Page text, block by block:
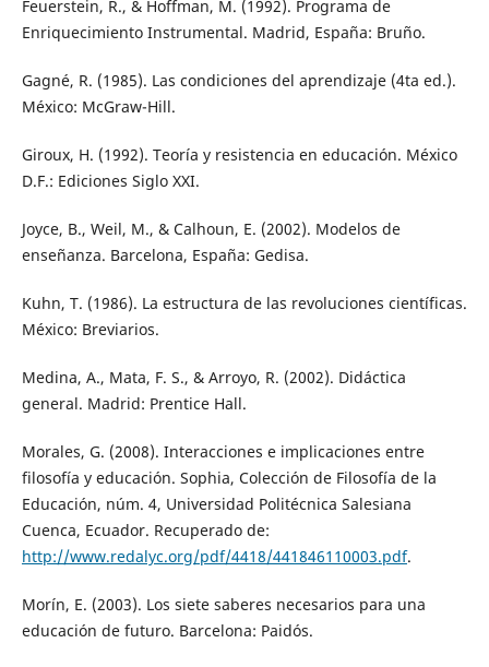
Feuerstein, R., & Hoffman, M. (1992). Programa de
Enriquecimiento Instrumental. Madrid, España: Bruño.
Gagné, R. (1985). Las condiciones del aprendizaje (4ta ed.).
México: McGraw-Hill.
Giroux, H. (1992). Teoría y resistencia en educación. México
D.F.: Ediciones Siglo XXI.
Joyce, B., Weil, M., & Calhoun, E. (2002). Modelos de
enseñanza. Barcelona, España: Gedisa.
Kuhn, T. (1986). La estructura de las revoluciones científicas.
México: Breviarios.
Medina, A., Mata, F. S., & Arroyo, R. (2002). Didáctica
general. Madrid: Prentice Hall.
Morales, G. (2008). Interacciones e implicaciones entre
filosofía y educación. Sophia, Colección de Filosofía de la
Educación, núm. 4, Universidad Politécnica Salesiana
Cuenca, Ecuador. Recuperado de:
http://www.redalyc.org/pdf/4418/441846110003.pdf.
Morín, E. (2003). Los siete saberes necesarios para una
educación de futuro. Barcelona: Paidós.